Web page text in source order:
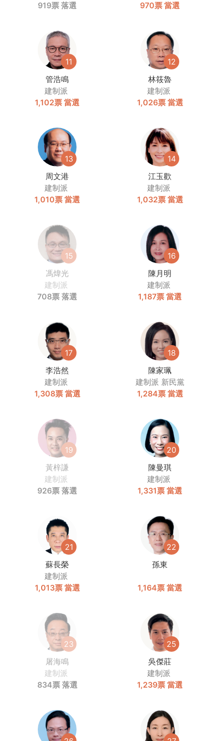
919票 落選
970票 當選
11
管浩鳴
建制派
1,102票 當選
12
林筱魯
建制派
1,026票 當選
13
周文港
建制派
1,010票 當選
14
江玉歡
建制派
1,032票 當選
15
馮煒光
建制派
708票 落選
16
陳月明
建制派
1,187票 當選
17
李浩然
建制派
1,308票 當選
18
陳家珮
建制派 新民黨
1,284票 當選
19
黃梓謙
建制派
926票 落選
20
陳曼琪
建制派
1,331票 當選
21
蘇長榮
建制派
1,013票 當選
22
孫東
1,164票 當選
23
屠海鳴
建制派
834票 落選
25
吳傑莊
建制派
1,239票 當選